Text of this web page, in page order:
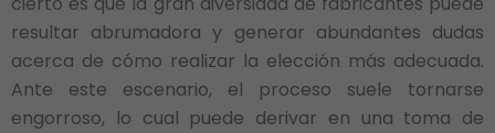
resultar abrumadora y generar abundantes dudas
acerca de cómo realizar la elección más adecuada.
Ante este escenario, el proceso suele tornarse
engorroso, lo cual puede derivar en una toma de